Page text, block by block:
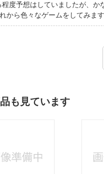
度予想はしていましたが、
から色々なゲームをしてみます
も見ています